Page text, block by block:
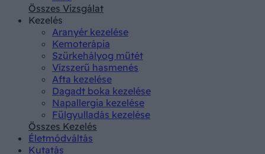
Összes Vizsgálat
Kezelés
Aranyér kezelése
Kemoterápia
Szürkehályog műtét
Vízszerű hasmenés
Afta kezelése
Dagadt boka kezelése
Napallergia kezelése
Fülgyulladás kezelése
Összes Kezelés
Életmódváltás
Kutatás